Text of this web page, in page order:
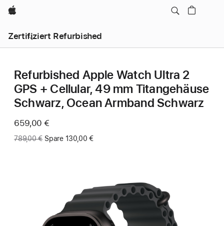
Apple
Zertifiziert Refurbished
Refurbished Apple Watch Ultra 2
GPS + Cellular, 49 mm Titangehäuse
Schwarz, Ocean Armband Schwarz
Jetzt
659,00 €
Vorher:
789,00 € Spare 130,00 €